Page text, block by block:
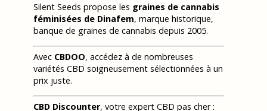
Silent Seeds propose les graines de cannabis
féminisées de Dinafem, marque historique,
banque de graines de cannabis depuis 2005.
Avec CBDOO, accédez à de nombreuses
variétés CBD soigneusement sélectionnées à un
prix juste.
CBD Discounter, votre expert CBD pas cher :